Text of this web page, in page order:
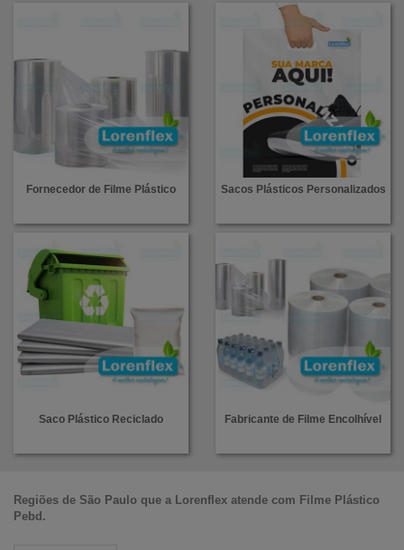
Fornecedor de Filme Plástico Sacos Plásticos Personalizados
Saco Plástico Reciclado Fabricante de Filme Encolhível
Regiões de São Paulo que a Lorenflex atende com Filme Plástico
Pebd.